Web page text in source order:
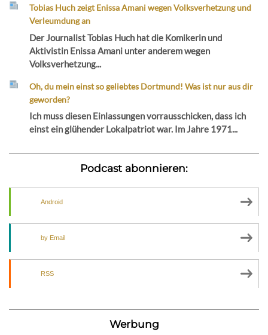
Tobias Huch zeigt Enissa Amani wegen Volksverhetzung und
Verleumdung an
Der Journalist Tobias Huch hat die Komikerin und
Aktivistin Enissa Amani unter anderem wegen
Volksverhetzung...
Oh, du mein einst so geliebtes Dortmund! Was ist nur aus dir
geworden?
Ich muss diesen Einlassungen vorrausschicken, dass ich
einst ein glühender Lokalpatriot war. Im Jahre 1971...
Podcast abonnieren:
Android
by Email
RSS
Werbung